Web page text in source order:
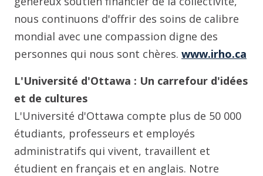
nous continuons d'offrir des soins de calibre
mondial avec une compassion digne des
personnes qui nous sont chères. www.irho.ca
L'Université d'Ottawa : Un carrefour d'idées
et de cultures
L'Université d'Ottawa compte plus de 50 000
étudiants, professeurs et employés
administratifs qui vivent, travaillent et
étudient en français et en anglais. Notre